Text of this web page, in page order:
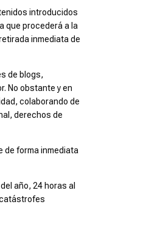
introducidos
que procederá a la
inmediata de
de blogs,
No obstante y en
colaborando de
derechos de
de forma inmediata
año, 24 horas al